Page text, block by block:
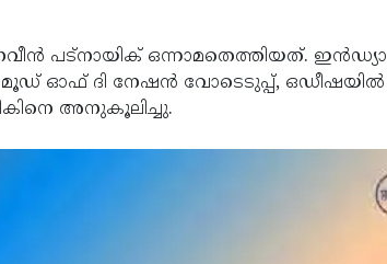
പട്‌നായിക് ഒന്നാമതെത്തിയത്. ഇന്‍ഡ്യാ
ഓഫ് ദി നേഷന്‍ വോടെടുപ്പ്, ഒഡീഷയില്‍
അനുകൂലിച്ചു.